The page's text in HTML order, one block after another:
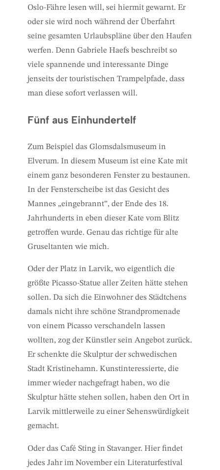
Oslo-Fähre lesen will, sei hiermit gewarnt. Er
oder sie wird noch während der Überfahrt
seine gesamten Urlaubspläne über den Haufen
werfen. Denn Gabriele Haefs beschreibt so
viele spannende und interessante Dinge
jenseits der touristischen Trampelpfade, dass
man diese sofort verlassen will.
Fünf aus Einhundertelf
Zum Beispiel das Glomsdalsmuseum in
Elverum. In diesem Museum ist eine Kate mit
einem ganz besonderen Fenster zu bestaunen.
In der Fensterscheibe ist das Gesicht des
Mannes „eingebrannt“, der Ende des 18.
Jahrhunderts in eben dieser Kate vom Blitz
getroffen wurde. Genau das richtige für alte
Gruseltanten wie mich.
Oder der Platz in Larvik, wo eigentlich die
größte Picasso-Statue aller Zeiten hätte stehen
sollen. Da sich die Einwohner des Städtchens
damals nicht ihre schöne Strandpromenade
von einem Picasso verschandeln lassen
wollten, zog der Künstler sein Angebot zurück.
Er schenkte die Skulptur der schwedischen
Stadt Kristinehamn. Kunstinteressierte, die
immer wieder nachgefragt haben, wo die
Skulptur hätte stehen sollen, haben den Ort in
Larvik mittlerweile zu einer Sehenswürdigkeit
gemacht.
Oder das Café Sting in Stavanger. Hier findet
jedes Jahr im November ein Literaturfestival